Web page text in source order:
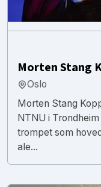
Morten Stang
Oslo
Morten Stang
NTNU i
trompet som
ale...